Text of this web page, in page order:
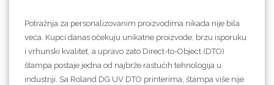
Potražnja za personalizovanim proizvodima nikada nije bila
veća. Kupci danas očekuju unikatne proizvode, brzu isporuku
i vrhunski kvalitet, a upravo zato Direct-to-Object (DTO)
štampa postaje jedna od najbrže rastućih tehnologija u
industriji. Sa Roland DG UV DTO printerima, štampa više nije